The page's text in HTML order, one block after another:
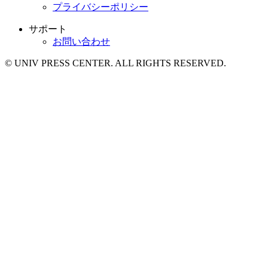
プライバシーポリシー
サポート
お問い合わせ
© UNIV PRESS CENTER. ALL RIGHTS RESERVED.